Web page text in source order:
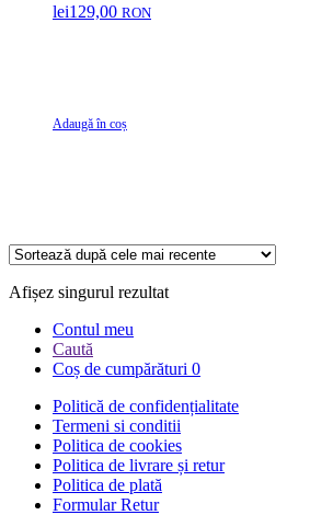
lei129,00 RON
Adaugă în coș
Afișez singurul rezultat
Contul meu
Caută
Coș de cumpărături 0
Politică de confidențialitate
Termeni si conditii
Politica de cookies
Politica de livrare și retur
Politica de plată
Formular Retur